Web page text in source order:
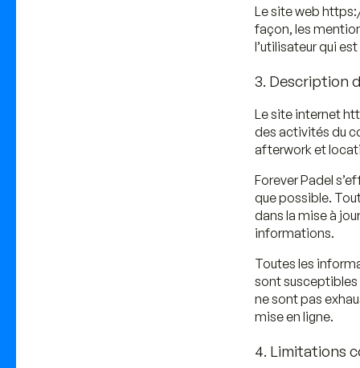
Le site web
façon, les
l’utilisateur qui
3. Description
Le site internet
des activités du
afterwork et
Forever Padel
que possible.
dans la mise à
informations.
Toutes les
sont susceptibles
ne sont pas
mise en ligne.
4. Limitations